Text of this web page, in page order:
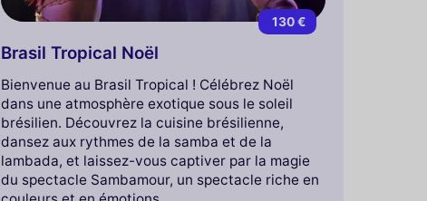
130 €
Brasil Tropical Noël
Bienvenue au Brasil Tropical ! Célébrez Noël
dans une atmosphère exotique sous le soleil
brésilien. Découvrez la cuisine brésilienne,
dansez aux rythmes de la samba et de la
lambada, et laissez-vous captiver par la magie
du spectacle Sambamour, un spectacle riche en